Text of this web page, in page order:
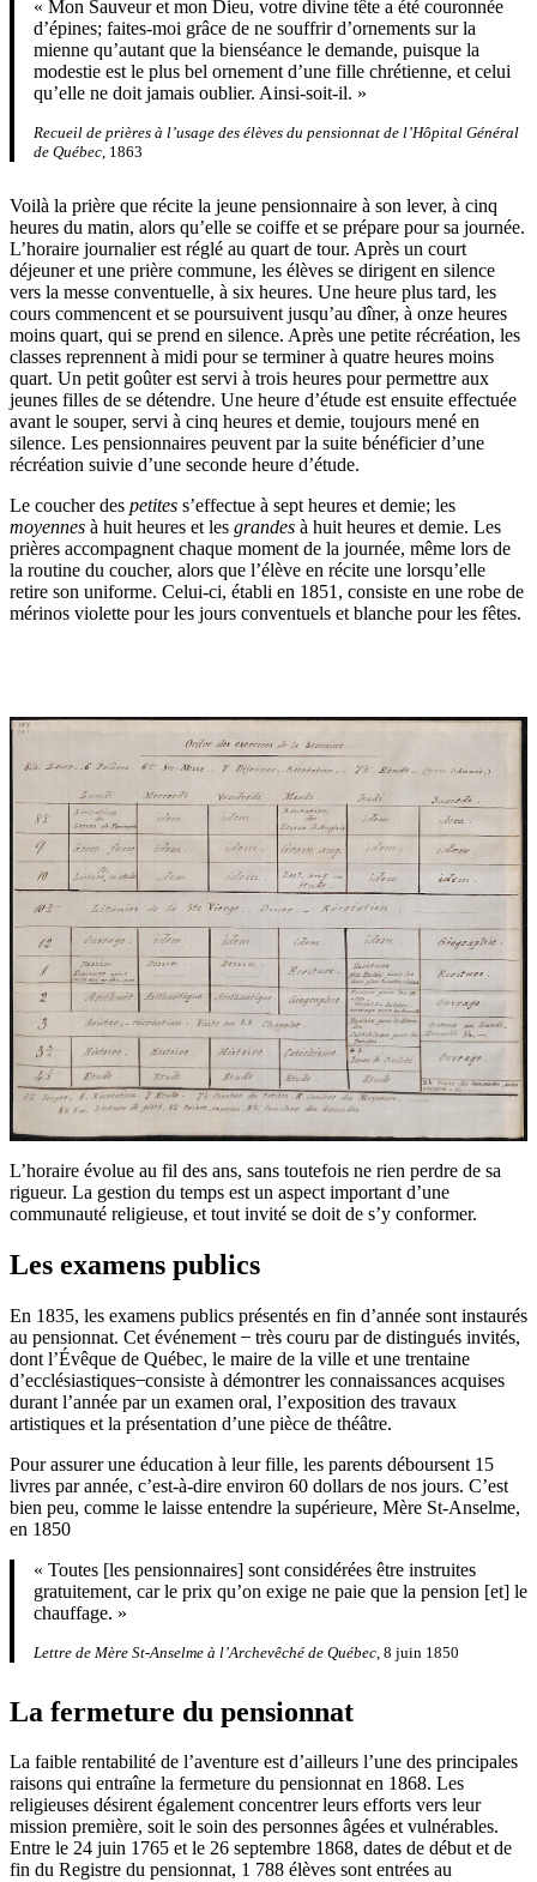
« Mon Sauveur et mon Dieu, votre divine tête a été couronnée
d’épines; faites-moi grâce de ne souffrir d’ornements sur la
mienne qu’autant que la bienséance le demande, puisque la
modestie est le plus bel ornement d’une fille chrétienne, et celui
qu’elle ne doit jamais oublier. Ainsi-soit-il. »
Recueil de prières à l’usage des élèves du pensionnat de l’Hôpital Général
de Québec , 1863
Voilà la prière que récite la jeune pensionnaire à son lever, à cinq
heures du matin, alors qu’elle se coiffe et se prépare pour sa journée.
L’horaire journalier est réglé au quart de tour. Après un court
déjeuner et une prière commune, les élèves se dirigent en silence
vers la messe conventuelle, à six heures. Une heure plus tard, les
cours commencent et se poursuivent jusqu’au dîner, à onze heures
moins quart, qui se prend en silence. Après une petite récréation, les
classes reprennent à midi pour se terminer à quatre heures moins
quart. Un petit goûter est servi à trois heures pour permettre aux
jeunes filles de se détendre. Une heure d’étude est ensuite effectuée
avant le souper, servi à cinq heures et demie, toujours mené en
silence. Les pensionnaires peuvent par la suite bénéficier d’une
récréation suivie d’une seconde heure d’étude.
Le coucher des petites s’effectue à sept heures et demie; les
moyennes à huit heures et les grandes à huit heures et demie. Les
prières accompagnent chaque moment de la journée, même lors de
la routine du coucher, alors que l’élève en récite une lorsqu’elle
retire son uniforme. Celui-ci, établi en 1851, consiste en une robe de
mérinos violette pour les jours conventuels et blanche pour les fêtes.
L’horaire évolue au fil des ans, sans toutefois ne rien perdre de sa
rigueur. La gestion du temps est un aspect important d’une
communauté religieuse, et tout invité se doit de s’y conformer.
Les examens publics
En 1835, les examens publics présentés en fin d’année sont instaurés
au pensionnat. Cet événement ̶ très couru par de distingués invités,
dont l’Évêque de Québec, le maire de la ville et une trentaine
d’ecclésiastiques ̶ consiste à démontrer les connaissances acquises
durant l’année par un examen oral, l’exposition des travaux
artistiques et la présentation d’une pièce de théâtre.
Pour assurer une éducation à leur fille, les parents déboursent 15
livres par année, c’est-à-dire environ 60 dollars de nos jours. C’est
bien peu, comme le laisse entendre la supérieure, Mère St-Anselme,
en 1850
« Toutes [les pensionnaires] sont considérées être instruites
gratuitement, car le prix qu’on exige ne paie que la pension [et] le
chauffage. »
Lettre de Mère St-Anselme à l’Archevêché de Québec , 8 juin 1850
La fermeture du pensionnat
La faible rentabilité de l’aventure est d’ailleurs l’une des principales
raisons qui entraîne la fermeture du pensionnat en 1868. Les
religieuses désirent également concentrer leurs efforts vers leur
mission première, soit le soin des personnes âgées et vulnérables.
Entre le 24 juin 1765 et le 26 septembre 1868, dates de début et de
fin du Registre du pensionnat, 1 788 élèves sont entrées au